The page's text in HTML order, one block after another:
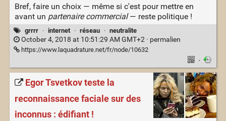
Bref, faire un choix — même si c'est pour mettre en
avant un partenaire commercial— reste politique !
grrrr · internet · réseau · neutralite
October 4, 2018 at 10:51:29 AM GMT+2 · permalien
https://www.laquadrature.net/fr/node/10632
·
Egor Tsvetkov teste la
reconnaissance faciale sur des
inconnus : édifiant !